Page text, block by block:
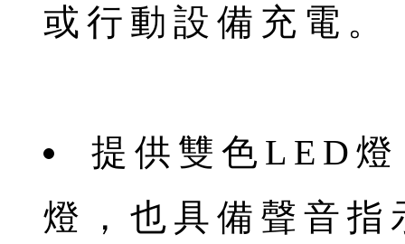
或行動設備充電。
提供雙色LED
燈，也具備聲音指